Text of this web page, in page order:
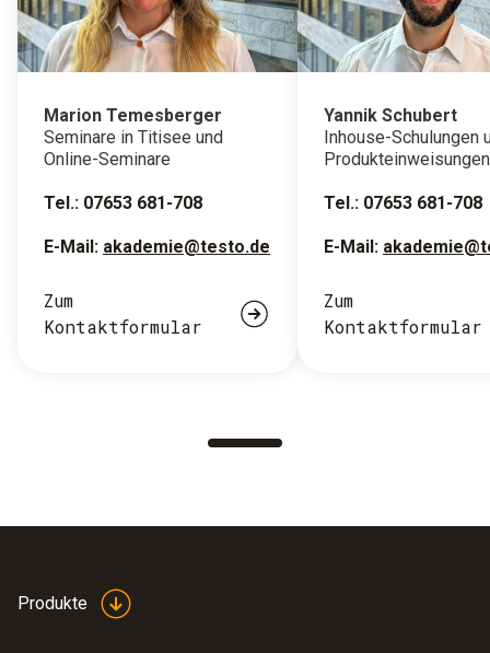
Marion Temesberger
Seminare in Titisee und
Online-Seminare
Tel.: 07653 681-708
E-Mail: akademie@testo.de
Zum
Kontaktformular
Yannik Schubert
Inhouse-Schulungen
Produkteinweisungen
Tel.: 07653 681-708
E-Mail:
Zum
Kontaktformular
Produkte